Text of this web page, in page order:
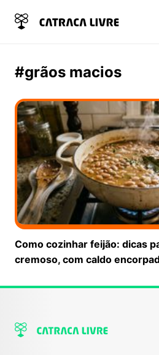
#grãos macios
Como cozinhar feijão: dicas
cremoso, com caldo